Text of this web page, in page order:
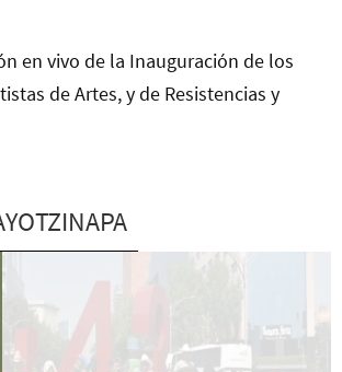
en vivo de la Inauguración de los
de Artes, y de Resistencias y